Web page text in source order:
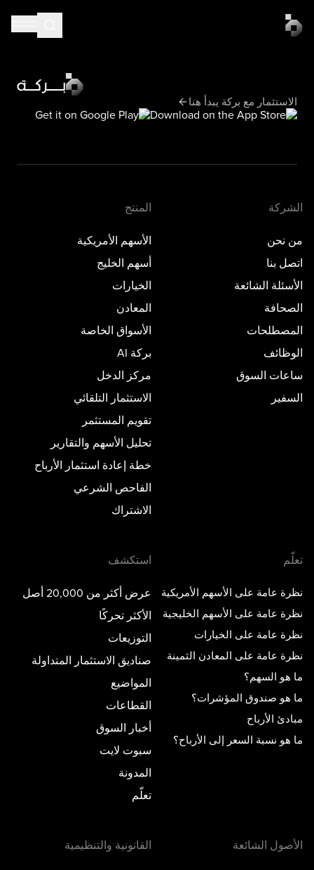
الاستثمار مع بركة يبدأ هنا
الشركة
من نحن
اتصل بنا
الأسئلة الشائعة
الصحافة
المصطلحات
الوظائف
ساعات السوق
السفير
المنتج
الأسهم الأمريكية
أسهم الخليج
الخيارات
المعادن
الأسواق الخاصة
بركة AI
مركز الدخل
الاستثمار التلقائي
تقويم المستثمر
تحليل الأسهم والتقارير
خطة إعادة استثمار الأرباح
الفاحص الشرعي
الاشتراك
تعلّم
نظرة عامة على الأسهم الأمريكية
نظرة عامة على الأسهم الخليجية
نظرة عامة على الخيارات
نظرة عامة على المعادن الثمينة
ما هو السهم؟
ما هو صندوق المؤشرات؟
مبادئ الأرباح
ما هو نسبة السعر إلى الأرباح؟
استكشف
عرض أكثر من 20,000 أصل
الأكثر تحركًا
التوزيعات
صناديق الاستثمار المتداولة
المواضيع
القطاعات
أخبار السوق
سبوت لايت
المدونة
تعلّم
الأصول الشائعة القانونية والتنظيمية